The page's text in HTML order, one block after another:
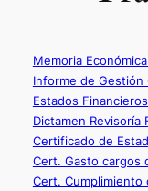
Memoria
Informe de Gestión
Estados
Dictamen Revisoría
Certificado de
Cert. Gasto cargos
Cert. Cumplimiento